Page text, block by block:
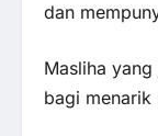
dan
Masliha
bagi menarik